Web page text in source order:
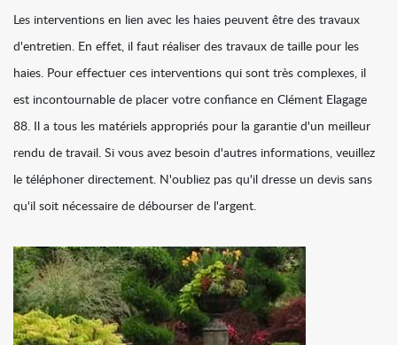
Les interventions en lien avec les haies peuvent être des travaux
d'entretien. En effet, il faut réaliser des travaux de taille pour les
haies. Pour effectuer ces interventions qui sont très complexes, il
est incontournable de placer votre confiance en Clément Elagage
88. Il a tous les matériels appropriés pour la garantie d'un meilleur
rendu de travail. Si vous avez besoin d'autres informations, veuillez
le téléphoner directement. N'oubliez pas qu'il dresse un devis sans
qu'il soit nécessaire de débourser de l'argent.